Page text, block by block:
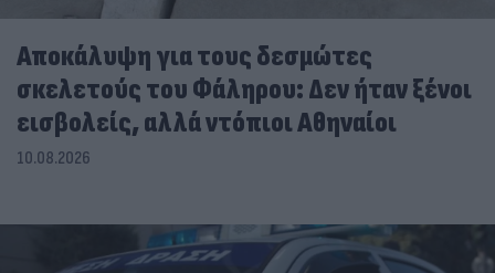
Αποκάλυψη για τους δεσμώτες
σκελετούς του Φάληρου: Δεν ήταν ξένοι
εισβολείς, αλλά ντόπιοι Αθηναίοι
10.08.2026